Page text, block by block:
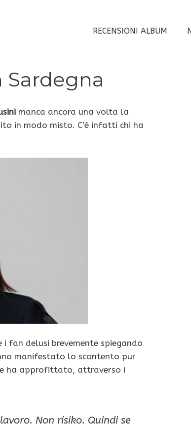
RECENSIONI ALBUM
Sardegna
manca ancora una volta la
in modo misto. C’è infatti chi ha
fan delusi brevemente spiegando
manifestato lo scontento pur
ha approfittato, attraverso i
Non risiko. Quindi se